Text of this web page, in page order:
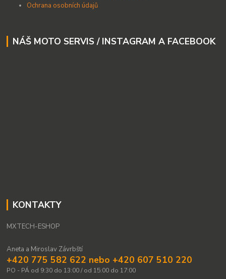
Ochrana osobních údajů
NÁŠ MOTO SERVIS / INSTAGRAM A FACEBOOK
KONTAKTY
MXTECH-ESHOP
Aneta a Miroslav Závrbští
+420 775 582 622 nebo +420 607 510 220
PO - PÁ od 9:30 do 13:00 / od 15:00 do 17:00